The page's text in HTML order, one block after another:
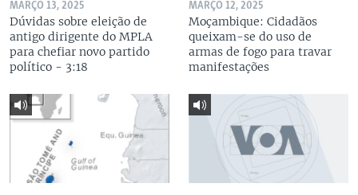
MARÇO 13, 2025
Dúvidas sobre eleição de
antigo dirigente do MPLA
para chefiar novo partido
político - 3:18
MARÇO 12, 2025
Moçambique: Cidadãos
queixam-se do uso de
armas de fogo para travar
manifestações